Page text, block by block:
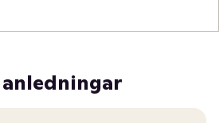
anledningar